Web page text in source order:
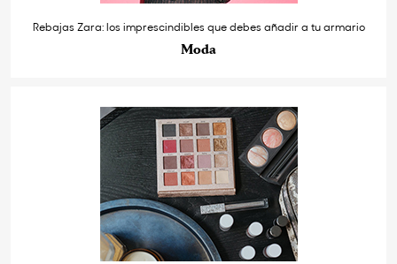
Rebajas Zara: los imprescindibles que debes añadir a tu armario
Moda